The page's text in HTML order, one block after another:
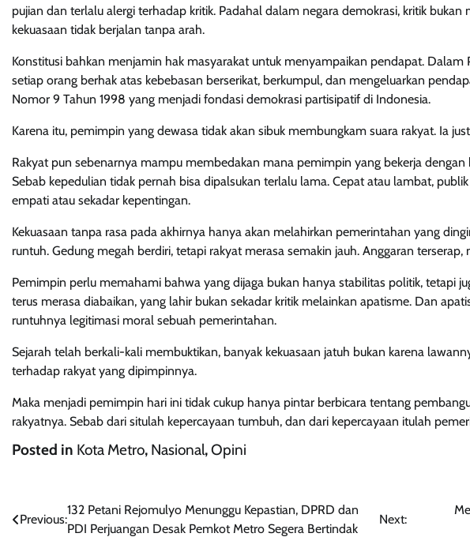
pujian dan terlalu alergi terhadap kritik. Padahal dalam negara demokrasi, kritik
kekuasaan tidak berjalan tanpa arah.
Konstitusi bahkan menjamin hak masyarakat untuk menyampaikan pendapat.
setiap orang berhak atas kebebasan berserikat, berkumpul, dan mengeluarkan
Nomor 9 Tahun 1998 yang menjadi fondasi demokrasi partisipatif di Indonesia.
Karena itu, pemimpin yang dewasa tidak akan sibuk membungkam suara rakyat. Ia
Rakyat pun sebenarnya mampu membedakan mana pemimpin yang bekerja
Sebab kepedulian tidak pernah bisa dipalsukan terlalu lama. Cepat atau lambat,
empati atau sekadar kepentingan.
Kekuasaan tanpa rasa pada akhirnya hanya akan melahirkan pemerintahan yang
runtuh. Gedung megah berdiri, tetapi rakyat merasa semakin jauh. Anggaran
Pemimpin perlu memahami bahwa yang dijaga bukan hanya stabilitas politik, tetapi
terus merasa diabaikan, yang lahir bukan sekadar kritik melainkan apatisme. Dan
runtuhnya legitimasi moral sebuah pemerintahan.
Sejarah telah berkali-kali membuktikan, banyak kekuasaan jatuh bukan karena
terhadap rakyat yang dipimpinnya.
Maka menjadi pemimpin hari ini tidak cukup hanya pintar berbicara tentang
rakyatnya. Sebab dari situlah kepercayaan tumbuh, dan dari kepercayaan itulah
Posted in Kota Metro, Nasional,Opini
Navigasi
Previous:
132 Petani Rejomulyo Menunggu Kepastian, DPRD dan
PDI Perjuangan Desak Pemkot Metro Segera Bertindak
Next: